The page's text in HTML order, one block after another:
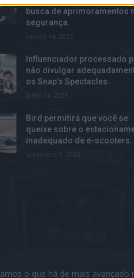
busca de aprimoramentos
segurança.
março 14, 2025
Influenciador processado
não divulgar
os Snap’s Spectacles.
julho 24, 2025
Bird permitirá que você se
queixe sobre o
inadequado de e-scooters.
setembro 9, 2025
o que há de mais avançado